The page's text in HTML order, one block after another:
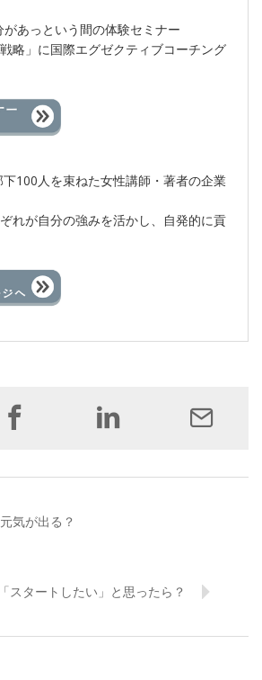
あっという間の体験セミナー
略」に国際エグゼクティブコーチング
100人を束ねた女性講師・著者の企業
れが自分の強みを活かし、自発的に貢
気が出る？
スタートしたい」と思ったら？